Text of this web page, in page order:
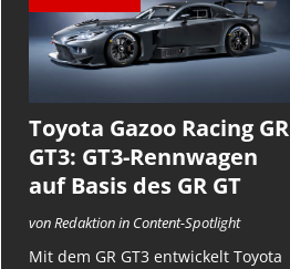
Toyota Gazoo Racing GR
GT3: GT3-Rennwagen
auf Basis des GR GT
von Redaktion in Content-Spotlight
Mit dem GR GT3 entwickelt Toyota